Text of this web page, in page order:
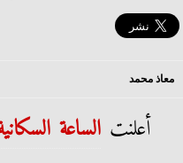
معاذ محمد
أعلنت الساعة